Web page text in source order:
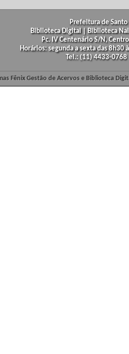
Prefeitura de
Biblioteca Digital | Biblioteca
Pc. IV Centenário S/N,
Horários: segunda a sexta das
Tel.: (11) 4433-
Fênix Gestão de Acervos e Biblioteca